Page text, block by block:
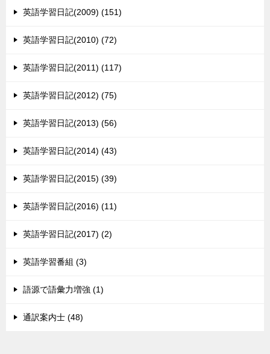
英語学習日記(2009) (151)
英語学習日記(2010) (72)
英語学習日記(2011) (117)
英語学習日記(2012) (75)
英語学習日記(2013) (56)
英語学習日記(2014) (43)
英語学習日記(2015) (39)
英語学習日記(2016) (11)
英語学習日記(2017) (2)
英語学習番組 (3)
語源で語彙力増強 (1)
通訳案内士 (48)